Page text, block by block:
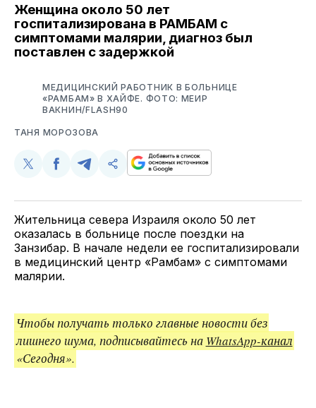
Женщина около 50 лет
госпитализирована в РАМБАМ с
симптомами малярии, диагноз был
поставлен с задержкой
МЕДИЦИНСКИЙ РАБОТНИК В БОЛЬНИЦЕ
«РАМБАМ» В ХАЙФЕ. ФОТО: МЕИР
ВАКНИН/FLASH90
ТАНЯ МОРОЗОВА
Поделиться
Twitter
Поделиться
Facebook
Поделиться
Telegram
Скопируйте
поделитесь
ссылкой
Жительница севера Израиля около 50 лет
оказалась в больнице после поездки на
Занзибар. В начале недели ее госпитализировали
в медицинский центр «Рамбам» с симптомами
малярии.
Чтобы получать только главные новости без
лишнего шума, подписывайтесь на WhatsApp-канал
«Сегодня».